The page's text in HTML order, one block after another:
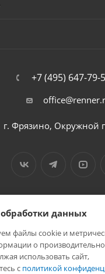
+7 (495) 647-79-
г. Фрязино, Окружной
Лига - каталог
данных
файлы cookie и
о
использовать сайт,
с политикой